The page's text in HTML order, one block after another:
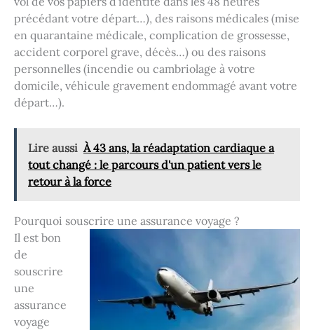
précédant votre départ…), des raisons médicales (mise
en quarantaine médicale, complication de grossesse,
accident corporel grave, décès…) ou des raisons
personnelles (incendie ou cambriolage à votre
domicile, véhicule gravement endommagé avant votre
départ…).
Lire aussi À 43 ans, la réadaptation cardiaque a
tout changé : le parcours d'un patient vers le
retour à la force
Pourquoi souscrire une assurance voyage ?
Il est bon
de
souscrire
une
assurance
voyage